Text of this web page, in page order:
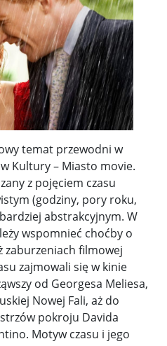
temat przewodni w
Kultury – Miasto movie.
z pojęciem czasu
(godziny, pory roku,
abstrakcyjnym. W
wspomnieć choćby o
zaburzeniach filmowej
zajmowali się w kinie
od Georgesa Meliesa,
Nowej Fali, aż do
pokroju Davida
Motyw czasu i jego